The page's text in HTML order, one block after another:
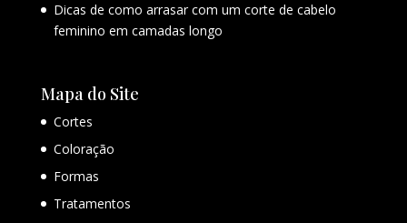
Dicas de como arrasar com um corte de cabelo
feminino em camadas longo
Mapa do Site
Cortes
Coloração
Formas
Tratamentos